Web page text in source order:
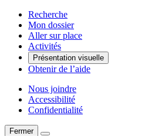
Recherche
Mon dossier
Aller sur place
Activités
Présentation visuelle
Obtenir de l’aide
Nous joindre
Accessibilité
Confidentialité
Fermer